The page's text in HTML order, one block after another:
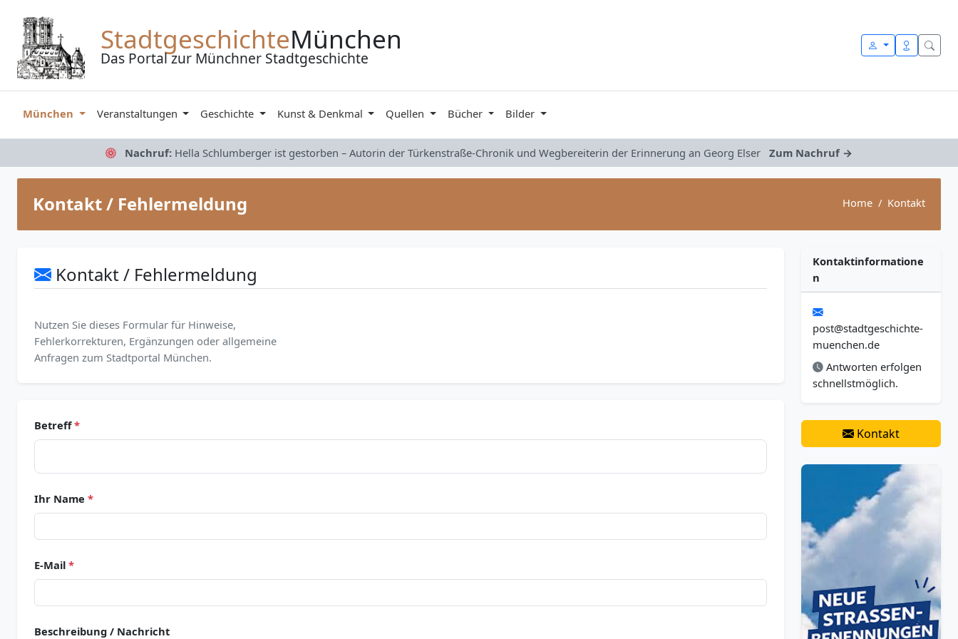
StadtgeschichteMünchen
Das Portal zur Münchner Stadtgeschichte
München Veranstaltungen Geschichte Kunst & Denkmal Quellen Bücher Bilder
Nachruf: Hella Schlumberger ist gestorben – Autorin der Türkenstraße-Chronik und Wegbereiterin der Erinnerung an Georg Elser Zum Nachruf →
Kontakt / Fehlermeldung Home Kontakt
Kontakt / Fehlermeldung
Nutzen Sie dieses Formular für Hinweise,
Fehlerkorrekturen, Ergänzungen oder allgemeine
Anfragen zum Stadtportal München.
Betreff*
Ihr Name *
E-Mail *
Beschreibung / Nachricht
Kontaktinformatione
n
post@stadtgeschichte-
muenchen.de
Antworten erfolgen
schnellstmöglich.
Kontakt